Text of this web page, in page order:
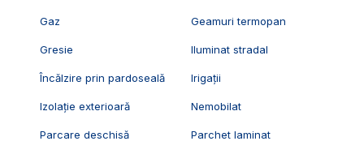
Gaz Geamuri termopan
Gresie Iluminat stradal
Încălzire prin pardoseală Irigații
Izolație exterioară Nemobilat
Parcare deschisă Parchet laminat